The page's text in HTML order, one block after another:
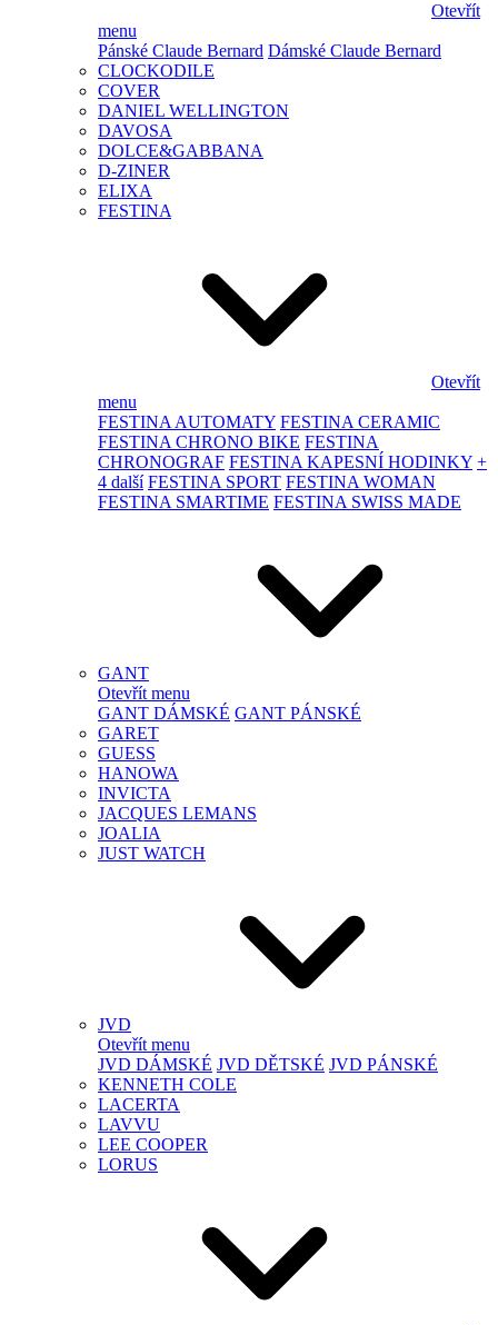
Otevřít
menu
Pánské Claude Bernard Dámské Claude Bernard
CLOCKODILE
COVER
DANIEL WELLINGTON
DAVOSA
DOLCE&GABBANA
D-ZINER
ELIXA
FESTINA
Otevřít
menu
FESTINA AUTOMATY FESTINA CERAMIC
FESTINA CHRONO BIKE FESTINA
CHRONOGRAF FESTINA KAPESNÍ HODINKY +
4 další FESTINA SPORT FESTINA WOMAN
FESTINA SMARTIME FESTINA SWISS MADE
GANT
Otevřít menu
GANT DÁMSKÉ GANT PÁNSKÉ
GARET
GUESS
HANOWA
INVICTA
JACQUES LEMANS
JOALIA
JUST WATCH
JVD
Otevřít menu
JVD DÁMSKÉ JVD DĚTSKÉ JVD PÁNSKÉ
KENNETH COLE
LACERTA
LAVVU
LEE COOPER
LORUS